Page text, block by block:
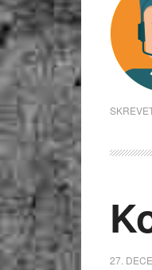
27.